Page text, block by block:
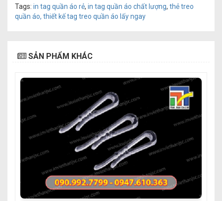
Tags: in tag quần áo rẻ, in tag quần áo chất lượng, thẻ treo
quần áo, thiết kế tag treo quần áo lấy ngay
SẢN PHẨM KHÁC